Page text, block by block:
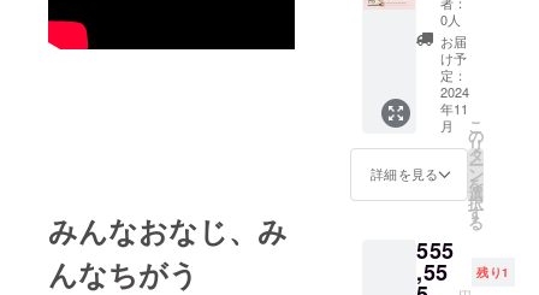
みんなおなじ、み
んなちがう
支援
金額が1
万円以
上の場
合：支
援金額
2.27%
税
22,000
円 ⇨
11,000
円 （商
品販売
だけで
会場内
でサン
の配布
も可
スタ」
（商品
販売だ
けでな
く、会
場内で
サンプ
ラシの
配布も
ントは
500名の
オンラ
インに
て打合
せ ※詳
細につ
いては
別途
メール
にてご
にお間
違いの
ないよ
好みの
バラを
お作り
します
仕上
げは、
タック
ピン、
ラペル
さい ※
ご住所
にお間
ます。
《リ
ターン
特典》
●ロザ
フィ体
験会を
贈りま
す 小
物入れ
の制作
みま
しょう
４名
0人
お届
け予
定：
2024
年11
月
詳細を見る
こ
の
リ
タ
ー
ン
を
選
択
す
る
555
,55 残り1